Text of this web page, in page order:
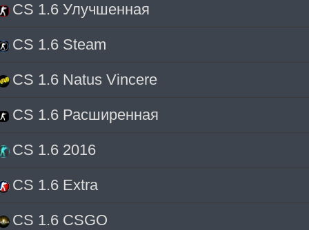
CS 1.6 Улучшенная
CS 1.6 Steam
CS 1.6 Natus Vincere
CS 1.6 Расширенная
CS 1.6 2016
CS 1.6 Extra
CS 1.6 CSGO